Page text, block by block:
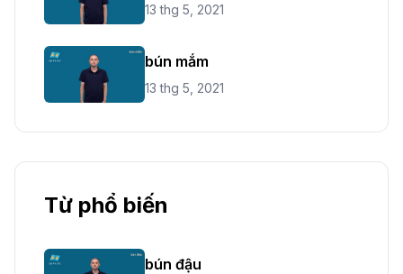
13 thg 5, 2021
bún mắm
13 thg 5, 2021
Từ phổ biến
bún đậu